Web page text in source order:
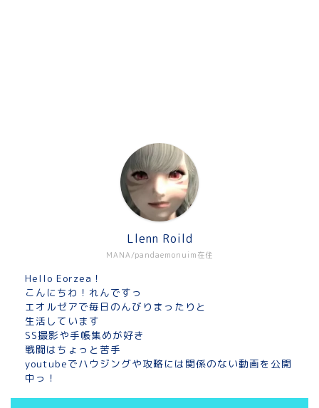
MANA/pandaemonuim在住
Llenn Roild
Hello Eorzea！
こんにちわ！れんですっ
エオルゼアで毎日のんびりまったりと
生活しています
SS撮影や手帳集めが好き
戦闘はちょっと苦手
youtubeでハウジングや攻略には関係のない動画を公開
中っ！